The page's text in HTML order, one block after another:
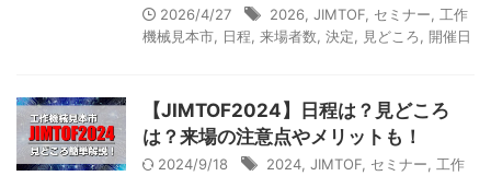
2026/4/27 2026, JIMTOF, セミナー, 工作
機械見本市, 日程, 来場者数, 決定, 見どころ, 開催日
【JIMTOF2024】日程は？見どころ
は？来場の注意点やメリットも！
2024/9/18 2024, JIMTOF, セミナー, 工作